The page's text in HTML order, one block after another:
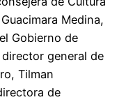
Medina,
Gobierno de
general de
Tilman
de